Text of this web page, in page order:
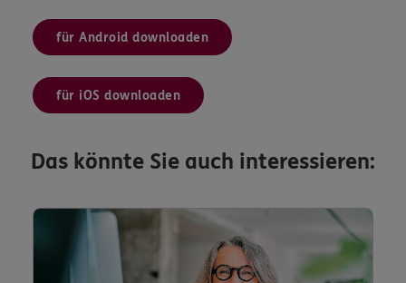
für Android downloaden
für iOS downloaden
Das könnte Sie auch interessieren: